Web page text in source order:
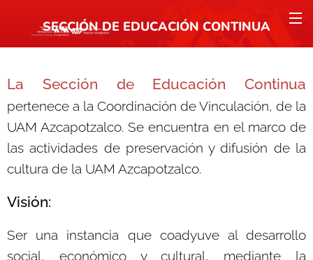
SECCIÓN DE EDUCACIÓN CONTINUA
La Sección de Educación Continua
pertenece a la Coordinación de Vinculación, de la
UAM Azcapotzalco. Se encuentra en el marco de
las actividades de preservación y difusión de la
cultura de la UAM Azcapotzalco.
Visión:
Ser una instancia que coadyuve al desarrollo
social, económico y cultural, mediante la